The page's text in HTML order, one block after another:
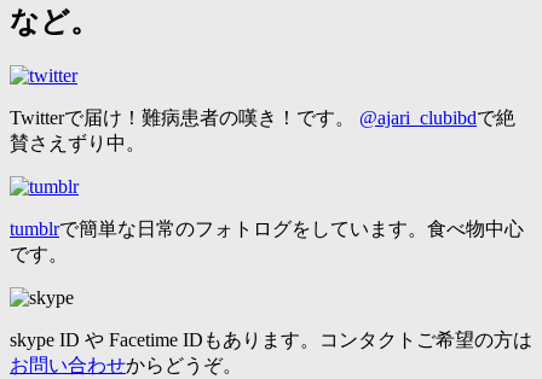
など。
Twitterで届け！難病患者の嘆き！です。 @ajari_clubibdで絶
賛さえずり中。
tumblrで簡単な日常のフォトログをしています。食べ物中心
です。
skype ID や Facetime IDもあります。コンタクトご希望の方は
お問い合わせからどうぞ。